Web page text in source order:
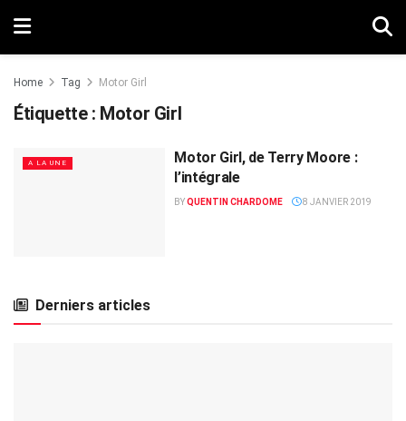
Home Tag Motor Girl
Étiquette : Motor Girl
A LA UNE
Motor Girl, de Terry Moore :
l’intégrale
BYQUENTIN CHARDOME 8 JANVIER 2019
Derniers articles